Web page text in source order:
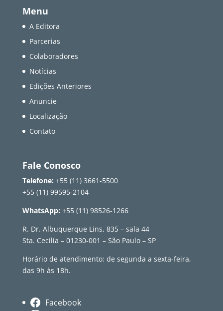
Menu
A Editora
Parcerias
Colaboradores
Notícias
Edições Anteriores
Anuncie
Localização
Contato
Fale Conosco
Telefone: +55 (11) 3661-5500
+55 (11) 99595-2104
WhatsApp: +55 (11) 98526-1266
R. Dr. Albuquerque Lins, 835 – sala 44
Sta. Cecília – 01230-001 – São Paulo – SP
Horário de atendimento: de segunda a sexta-feira,
das 9h às 18h.
Facebook